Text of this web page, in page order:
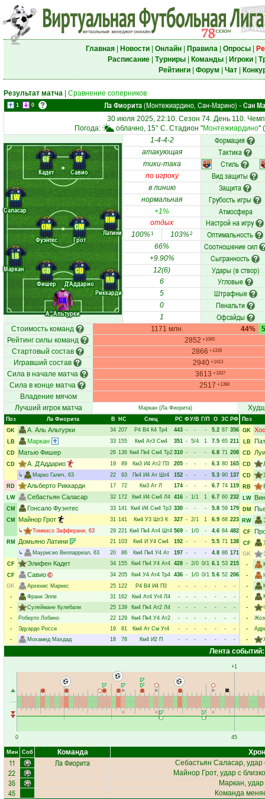
Главная| Новости| Онлайн| Правила| Опросы|
Расписание| Турниры| Команды| Игроки|
Рейтинги| Форум Чат|
Результат матча Сравнение соперников
1 0 Ла Фиорита(Монтежиардино, Сан-Марино) - Сан
30 июля 2025, 22:10. Сезон 74. День 110.
Погода:
облачно, 15° C. Стадион "Монтежиардино"
А. Альтурки
Маркан
Фишер
Д'Аддарио
Риккарди
Саласар
Фуэнтес Грот
Латини
Кадет Савио
GK
LB
CD
CD
RD
LW
CM CM
RM
CF CF
1-4-4-2 Формация
атакующая Тактика
тики-така Стиль
по игроку Вид защиты
в линию Защита
нормальная Грубость игры
+1% Атмосфера
отдых Настрой на игру
100%1 103%2 Оптимальность
66% Соотношение сил
+9.90% Сыгранность
12(6) Удары (в створ)
6 Угловые
5 Штрафные
0 Пенальти
1 Офсайды
Стоимость команд 1171 млн. 44%
Рейтинг силы команд
2852 +1065
Стартовый состав 2866 +1339
Игравший состав 2940 +1413
Сила в начале матча 3613 +1837
Сила в конце матча 2517 +1398
Владение мячом
Лучший игрок матча
Маркан(Ла Фиорита)
Поз Ла Фиорита В НC Спец РC ФУ/В Г/П О ЗС РФ
GK
А. Аль Альтурки 34 207 Р4 В4 К4 Тр4 443 - - - 5.2 87 356
LB
Маркан 33 155 Км4 Ат3 См4 351 - 5/4 1 7.5 65 211
CD
Матью Фишер 26 136 Км4 Пк4 См4 Тр2 310 - - - 6.8 71 208
CD
А. Д'Аддарио 19 89 Км3 И4 Ат2 П3 205 - - - 6.3 80 165
↳
Марко Галич, 63 22 93 Пк4 И4 Ат Шт4 152 - - - 5.3 90 137
RD
Альберто Риккарди 17 72 Км3 Ат Л 174 - - - 6.7 74 119
LW
Себастьян Саласар 32 172 Км4 И4 См4 Л4 416 - 1/1 1 6.7 60 232
CM
Гонсало Фуэнтес 33 141 Км4 И4 См4 Тр3 330 - - - 5.8 59 179
CM
Майнор Грот 31 141 Км4 У3 Шт3 К 327 - 2/1 1 6.9 68 223
↳
Томмасо Зафферани, 63 29 221 Км4 Пк4 Ат4 Шт4 569 - 1/0 - 4.6 84 482
RM
Домьяно Латини 21 103 Км4 И У4 См4 192 - - - 5.5 71 138
↳
Маурисио Вилларреал, 63 20 86 Км4 Пк4 У4 Ат 197 - - - 4.8 86 171
CF
Элифен Кадет 34 155 Км4 Пк4 У4 Ат4 428 - 2/0 0/1 6.1 53 215
CF
Савио 34 205 Км4 У4 Ат4 Тр4 436 - 1/0 0/1 5.6 52 206
GK
Архенис Маркес 25 122 Р4 В4 И4 П3 - - - - - -
-
-
Франк Элле 31 162 Км4 Ат4 Уг4 Л4 - - - - - -
-
-
Сулеймане Кулибали 25 139 Км4 Пк4 Ат2 Л4 - - - - - -
-
-
Роберто Лобино 22 129 Км4 Пк4 У4 Ат2 - - - - - -
-
-
Эдуардо Росси 19 81 Км4 Ат См Уг4 - - - - - -
-
-
Мохамед Махдад 18 78 Км4 И2 П - - - - - - -
Поз
GK
LB
CD
CD
CD
RB
LW
DM
RW
CF
CF
GK
-
-
-
-
-
-
-
-
Лента событий:
0
+1
45
Мин Соб Команда
11 Ла Фиорита Себастьян Саласар, удар
22 Майнор Грот, удар с
35 Маркан,
45 Команда